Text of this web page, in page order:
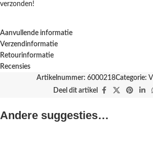
verzonden!
Aanvullende informatie
Verzendinformatie
Retourinformatie
Recensies
Artikelnummer: 6000218Categorie:
Deel dit artikel
Andere suggesties…